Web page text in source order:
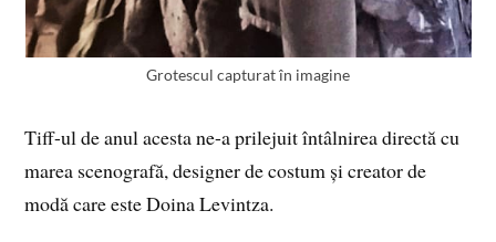
Grotescul capturat în imagine
Tiff-ul de anul acesta ne-a prilejuit întâlnirea directă cu
marea scenografă, designer de costum și creator de
modă care este Doina Levintza.